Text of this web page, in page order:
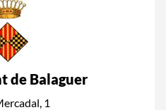
de Balaguer
1